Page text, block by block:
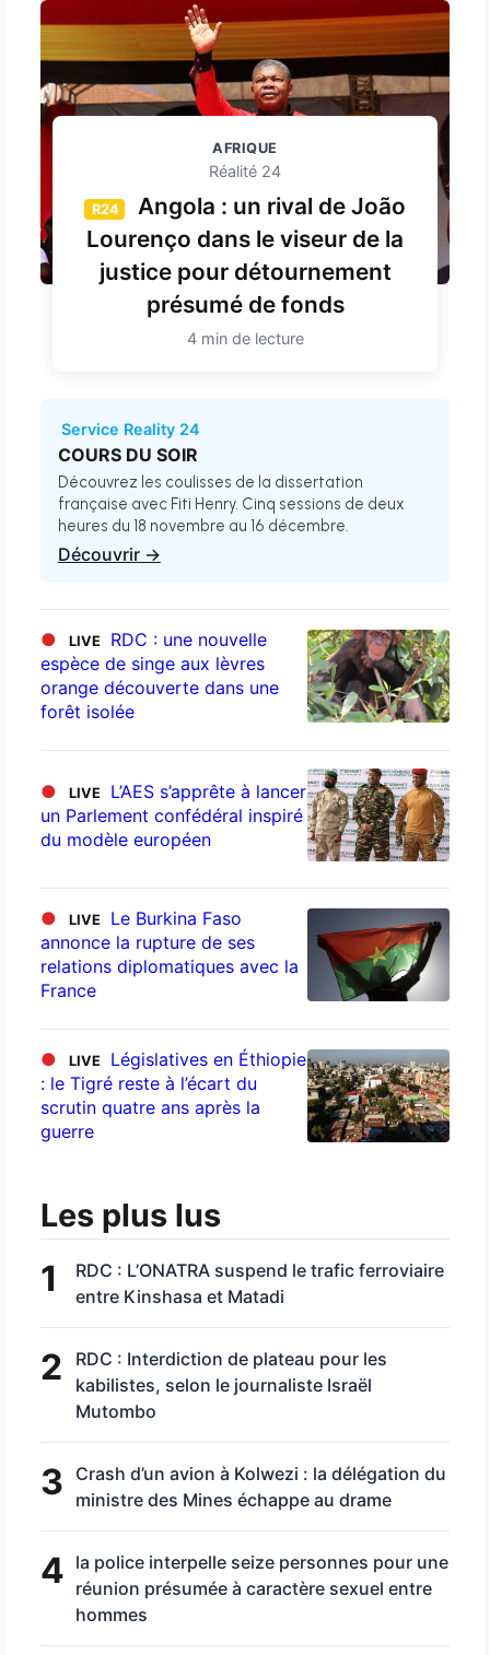
AFRIQUE
Réalité 24
R24
Angola : un rival de João
Lourenço dans le viseur de la
justice pour détournement
présumé de fonds
4 min de lecture
Service Reality 24
COURS DU SOIR
Découvrez les coulisses de la dissertation
française avec Fiti Henry. Cinq sessions de deux
heures du 18 novembre au 16 décembre.
Découvrir →
● LIVE
RDC : une nouvelle
espèce de singe aux lèvres
orange découverte dans une
forêt isolée
● LIVE
L’AES s’apprête à lancer
un Parlement confédéral inspiré
du modèle européen
● LIVE
Le Burkina Faso
annonce la rupture de ses
relations diplomatiques avec la
France
● LIVE
Législatives en Éthiopie
: le Tigré reste à l’écart du
scrutin quatre ans après la
guerre
Les plus lus
1
RDC : L’ONATRA suspend le trafic ferroviaire
entre Kinshasa et Matadi
2
RDC : Interdiction de plateau pour les
kabilistes, selon le journaliste Israël
Mutombo
3
Crash d’un avion à Kolwezi : la délégation du
ministre des Mines échappe au drame
4 la police interpelle seize personnes pour une
réunion présumée à caractère sexuel entre
hommes